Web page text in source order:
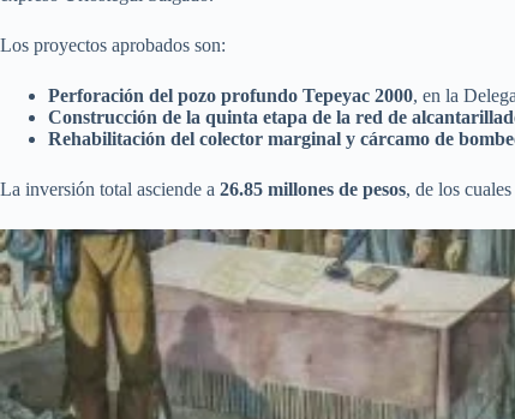
Los proyectos aprobados son:
Perforación del pozo profundo Tepeyac 2000, en la
Construcción de la quinta etapa de la red de
Rehabilitación del colector marginal y cárcamo de
La inversión total asciende a 26.85 millones de pesos, de los